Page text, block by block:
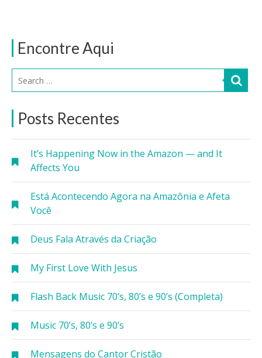
Encontre Aqui
Posts Recentes
It’s Happening Now in the Amazon — and It
Affects You
Está Acontecendo Agora na Amazônia e Afeta
Você
Deus Fala Através da Criação
My First Love With Jesus
Flash Back Music 70’s, 80’s e 90’s (Completa)
Music 70’s, 80’s e 90’s
Mensagens do Cantor Cristão